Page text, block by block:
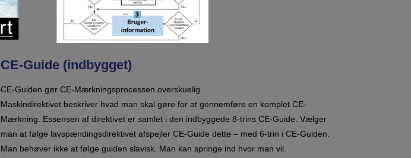
CE-Guide (indbygget)
CE-Guiden gør CE-Mærkningsprocessen overskuelig
Maskindirektivet beskriver hvad man skal gøre for at gennemføre en komplet CE-
Mærkning. Essensen af direktivet er samlet i den indbyggede 8-trins CE-Guide. Vælger
man at følge lavspændingsdirektivet afspejler CE-Guide dette – med 6-trin i CE-Guiden.
Man behøver ikke at følge guiden slavisk. Man kan springe ind hvor man vil.